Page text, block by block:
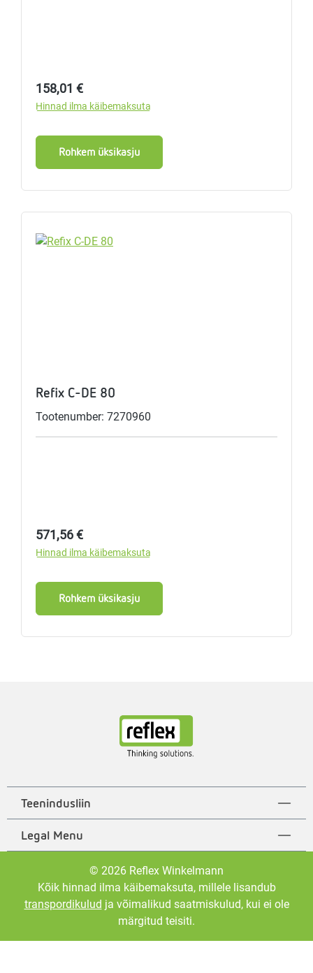
Tavahind:
158,01 €
Hinnad ilma käibemaksuta
Rohkem üksikasju
Refix C-DE 80
Tootenumber: 7270960
Tavahind:
571,56 €
Hinnad ilma käibemaksuta
Rohkem üksikasju
Teenindusliin
Legal Menu
© 2026 Reflex Winkelmann
Kõik hinnad ilma käibemaksuta, millele lisandub
transpordikulud ja võimalikud saatmiskulud, kui ei ole
märgitud teisiti.